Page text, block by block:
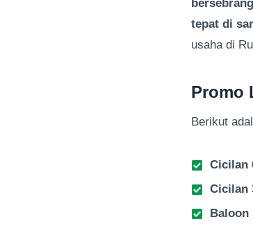
tepat di
usaha di
Promo
Berikut
Cicilan
Cicilan
Baloon